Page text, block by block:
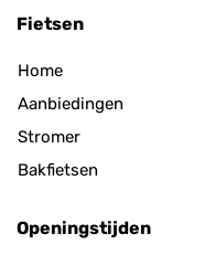
Fietsen
Home
Aanbiedingen
Stromer
Bakfietsen
Openingstijden